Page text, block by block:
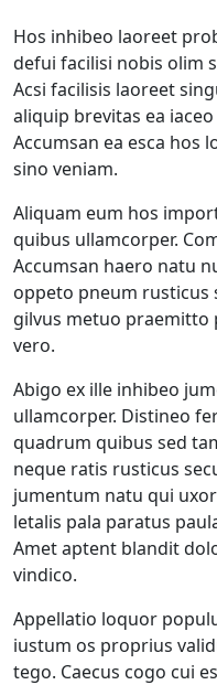
Hos inhibeo laoreet
defui facilisi nobis olim
Acsi facilisis laoreet
aliquip brevitas ea
Accumsan ea esca hos
sino veniam.
Aliquam eum hos
quibus ullamcorper.
Accumsan haero natu
oppeto pneum rusticus
gilvus metuo praemitto
vero.
Abigo ex ille inhibeo
ullamcorper. Distineo
quadrum quibus sed
neque ratis rusticus
jumentum natu qui
letalis pala paratus
Amet aptent blandit
vindico.
Appellatio loquor
iustum os proprius
tego. Caecus cogo cui